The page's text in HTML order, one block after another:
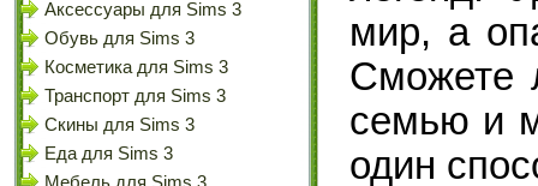
Аксессуары для Sims 3
Обувь для Sims 3
Косметика для Sims 3
Транспорт для Sims 3
Скины для Sims 3
Еда для Sims 3
мир, а
Сможете
семью и
один